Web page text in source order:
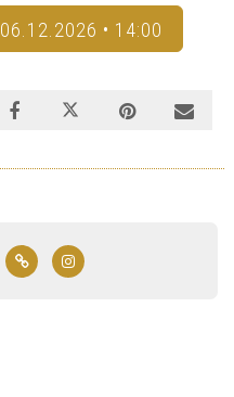
06.12.2026 • 14:00